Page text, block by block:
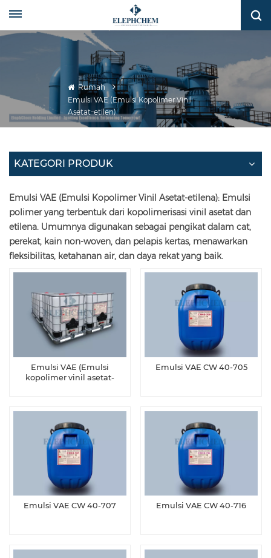
Rumah
Emulsi VAE (Emulsi Kopolimer Vinil
Asetat–etilen)
KATEGORI PRODUK
Emulsi VAE (Emulsi Kopolimer Vinil Asetat-etilena): Emulsi
polimer yang terbentuk dari kopolimerisasi vinil asetat dan
etilena. Umumnya digunakan sebagai pengikat dalam cat,
perekat, kain non-woven, dan pelapis kertas, menawarkan
fleksibilitas, ketahanan air, dan daya rekat yang baik.
Emulsi VAE (Emulsi
kopolimer vinil asetat-
Emulsi VAE CW 40-705
Emulsi VAE CW 40-707 Emulsi VAE CW 40-716